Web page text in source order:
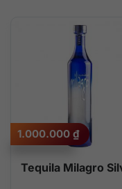
Tequila Milagro
1.000.000 ₫